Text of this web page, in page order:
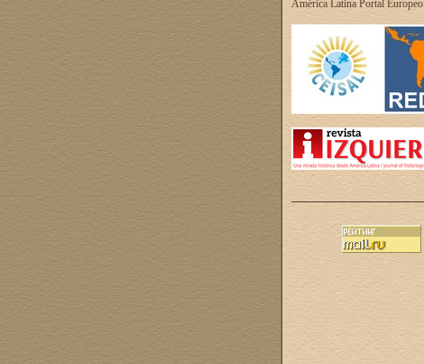
América Latina Portal Europeo